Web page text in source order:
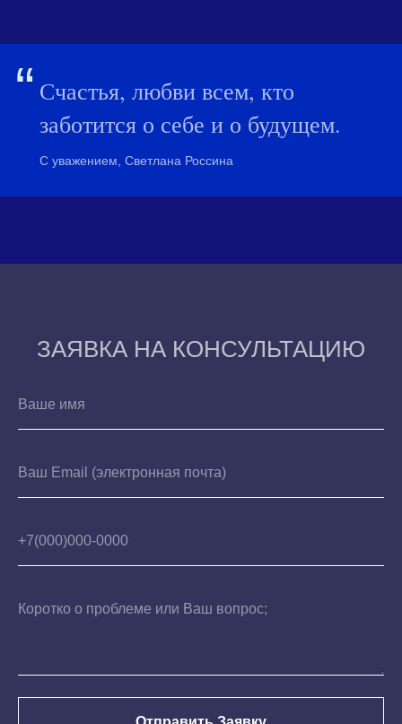
“ Счастья, любви всем, кто
заботится о себе и о будущем.
С уважением, Светлана Россина
ЗАЯВКА НА КОНСУЛЬТАЦИЮ
Ваше имя
Ваш Email (электронная почта)
+7(000)000-0000
Коротко о проблеме или Ваш вопрос;